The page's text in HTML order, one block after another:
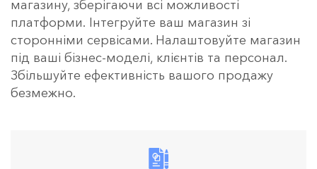
магазину, зберігаючи всі можливості
платформи. Інтегруйте ваш магазин зі
сторонніми сервісами. Налаштовуйте магазин
під ваші бізнес-моделі, клієнтів та персонал.
Збільшуйте ефективність вашого продажу
безмежно.